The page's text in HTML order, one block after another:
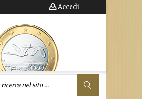
Accedi